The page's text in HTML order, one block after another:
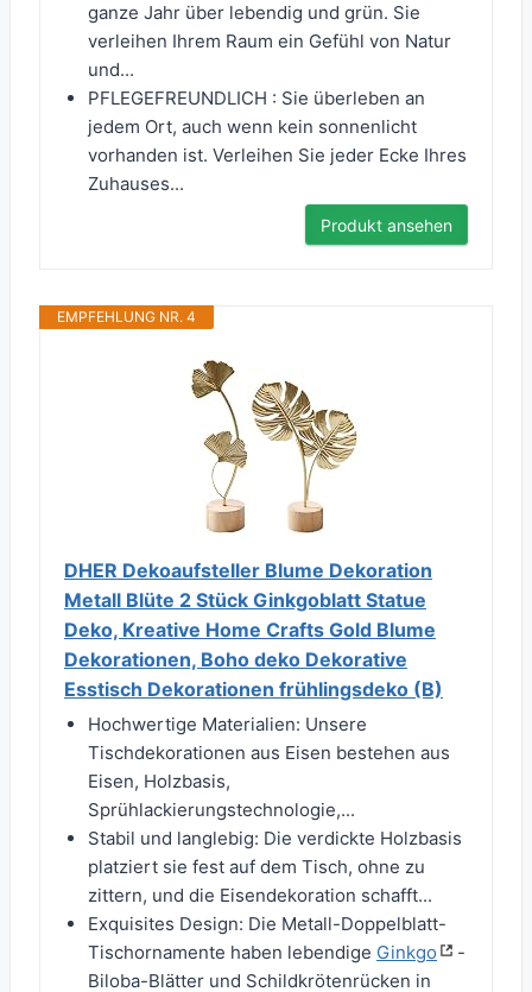
ganze Jahr über lebendig und grün. Sie
verleihen Ihrem Raum ein Gefühl von Natur
und...
PFLEGEFREUNDLICH : Sie überleben an
jedem Ort, auch wenn kein sonnenlicht
vorhanden ist. Verleihen Sie jeder Ecke Ihres
Zuhauses...
Produkt ansehen
EMPFEHLUNG NR. 4
DHER Dekoaufsteller Blume Dekoration
Metall Blüte 2 Stück Ginkgoblatt Statue
Deko, Kreative Home Crafts Gold Blume
Dekorationen, Boho deko Dekorative
Esstisch Dekorationen frühlingsdeko (B)
Hochwertige Materialien: Unsere
Tischdekorationen aus Eisen bestehen aus
Eisen, Holzbasis,
Sprühlackierungstechnologie,...
Stabil und langlebig: Die verdickte Holzbasis
platziert sie fest auf dem Tisch, ohne zu
zittern, und die Eisendekoration schafft...
Exquisites Design: Die Metall-Doppelblatt-
Tischornamente haben lebendige Ginkgo
-
Biloba-Blätter und Schildkrötenrücken in